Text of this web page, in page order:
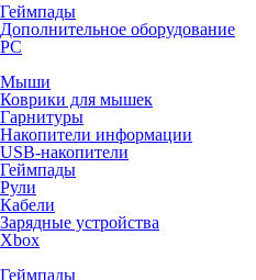
Геймпады
Дополнительное оборудование
PC
Мыши
Коврики для мышек
Гарнитуры
Накопители информации
USB-накопители
Геймпады
Рули
Кабели
Зарядные устройства
Xbox
Геймпады